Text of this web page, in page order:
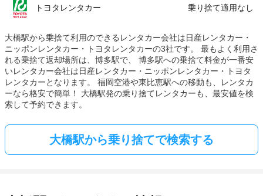
トヨタレンタカー 乗り捨て適用なし
大橋駅から乗捨て利用のできるレンタカー会社は日産レンタカー・
ニッポンレンタカー・トヨタレンタカーの3社です。 最もよく利用さ
れる乗捨て返却場所は、博多駅で、 博多駅への乗捨て料金が一番安
いレンタカー会社は日産レンタカー・ニッポンレンタカー・トヨタ
レンタカーとなります。 福岡空港や東比恵駅への移動も、レンタカ
ーなら格安で簡単！ 大橋駅発の乗り捨てレンタカーも、最安値を検
索して予約できます。
大橋駅から乗り捨てで検索する